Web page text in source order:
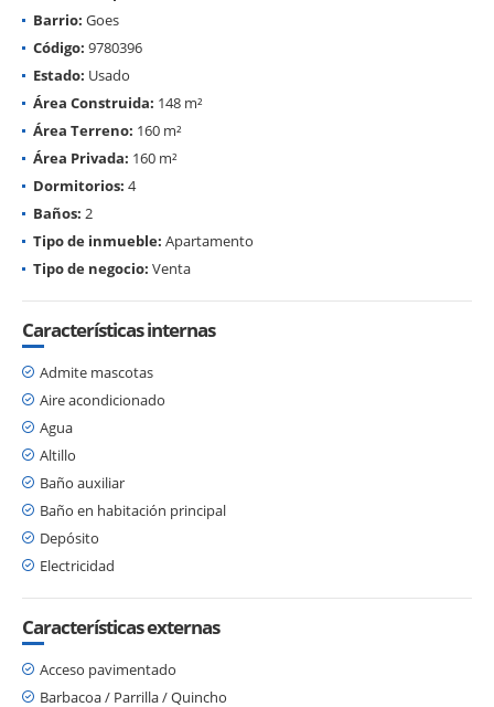
Barrio: Goes
Código: 9780396
Estado: Usado
Área Construida: 148 m²
Área Terreno: 160 m²
Área Privada: 160 m²
Dormitorios: 4
Baños: 2
Tipo de inmueble: Apartamento
Tipo de negocio: Venta
Características internas
Admite mascotas
Aire acondicionado
Agua
Altillo
Baño auxiliar
Baño en habitación principal
Depósito
Electricidad
Características externas
Acceso pavimentado
Barbacoa / Parrilla / Quincho